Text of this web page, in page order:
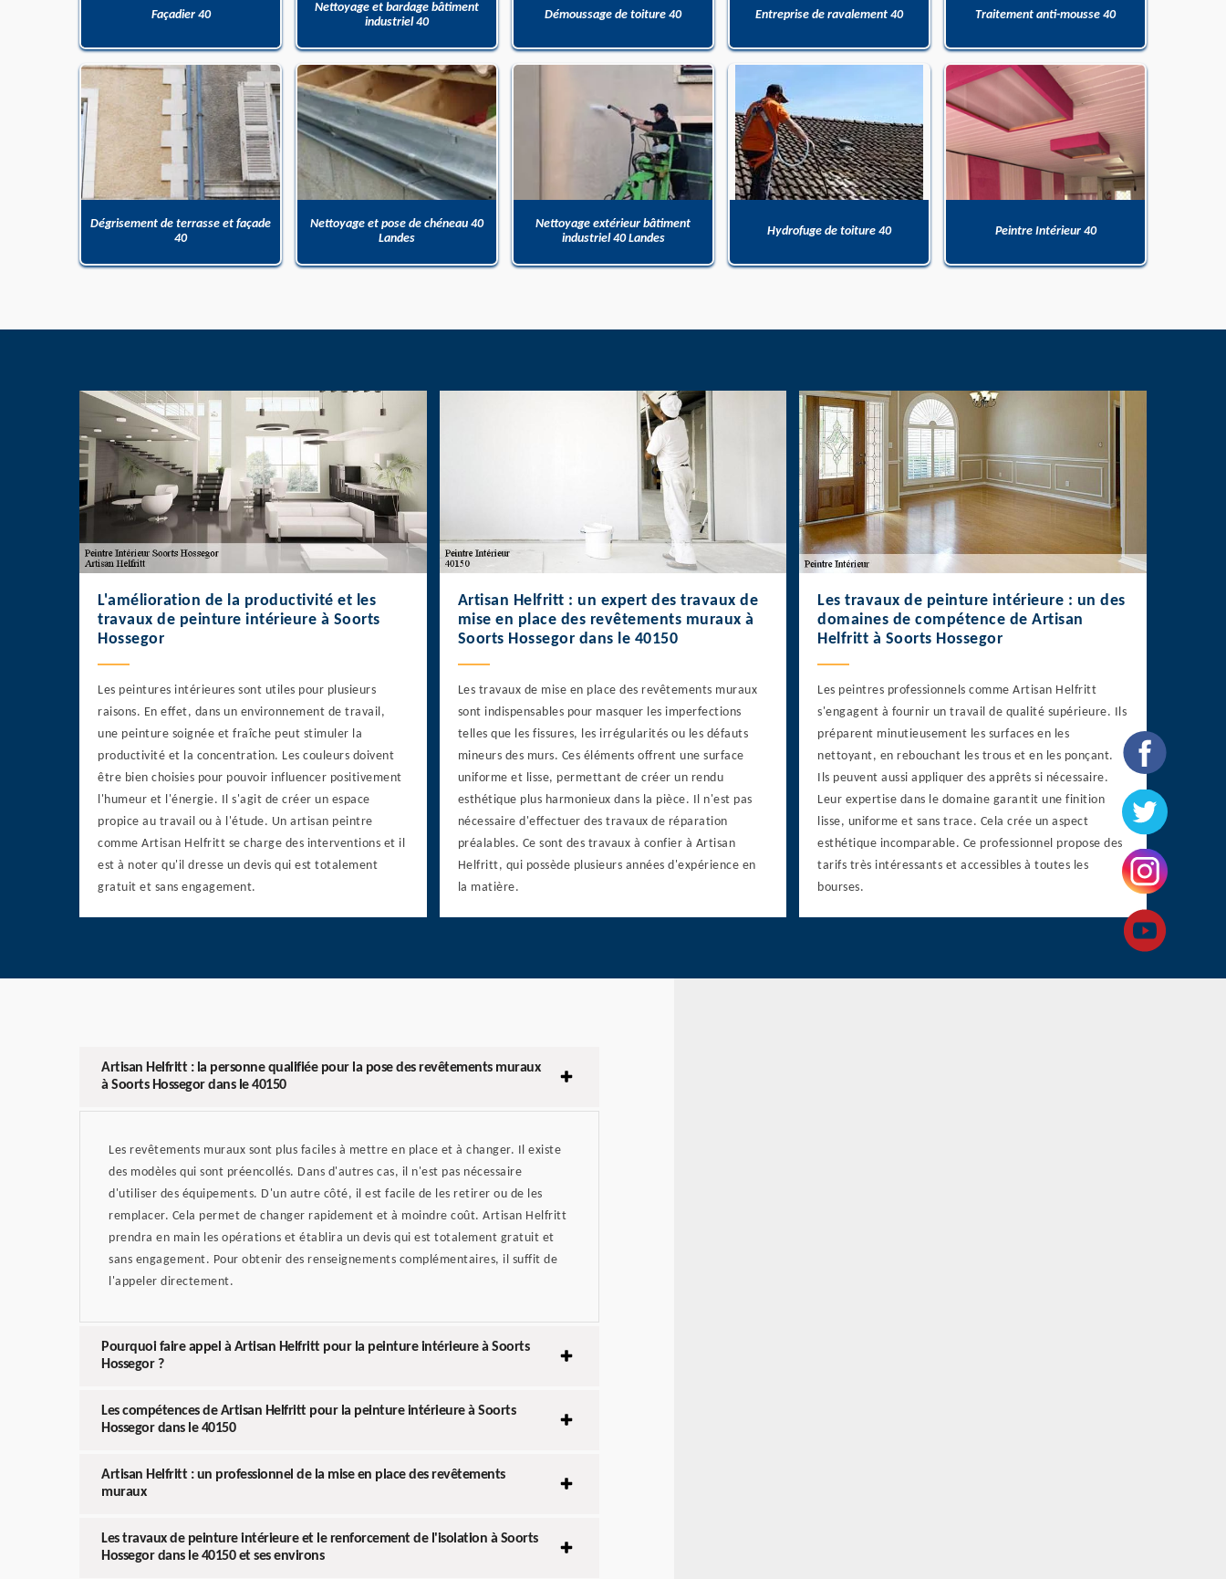
Façadier 40
Nettoyage et bardage bâtiment
industriel 40
Démoussage de toiture 40 Entreprise de ravalement 40 Traitement anti-mousse 40
Dégrisement de terrasse et façade
40
Nettoyage et pose de chéneau 40
Landes
Nettoyage extérieur bâtiment
industriel 40 Landes
Hydrofuge de toiture 40 Peintre Intérieur 40
L'amélioration de la productivité et les
travaux de peinture intérieure à Soorts
Hossegor
Les peintures intérieures sont utiles pour plusieurs
raisons. En effet, dans un environnement de travail,
une peinture soignée et fraîche peut stimuler la
productivité et la concentration. Les couleurs doivent
être bien choisies pour pouvoir influencer positivement
l'humeur et l'énergie. Il s'agit de créer un espace
propice au travail ou à l'étude. Un artisan peintre
comme Artisan Helfritt se charge des interventions et il
est à noter qu'il dresse un devis qui est totalement
gratuit et sans engagement.
Artisan Helfritt : un expert des travaux de
mise en place des revêtements muraux à
Soorts Hossegor dans le 40150
Les travaux de mise en place des revêtements muraux
sont indispensables pour masquer les imperfections
telles que les fissures, les irrégularités ou les défauts
mineurs des murs. Ces éléments offrent une surface
uniforme et lisse, permettant de créer un rendu
esthétique plus harmonieux dans la pièce. Il n'est pas
nécessaire d'effectuer des travaux de réparation
préalables. Ce sont des travaux à confier à Artisan
Helfritt, qui possède plusieurs années d'expérience en
la matière.
Les travaux de peinture intérieure : un des
domaines de compétence de Artisan
Helfritt à Soorts Hossegor
Les peintres professionnels comme Artisan Helfritt
s'engagent à fournir un travail de qualité supérieure. Ils
préparent minutieusement les surfaces en les
nettoyant, en rebouchant les trous et en les ponçant.
Ils peuvent aussi appliquer des apprêts si nécessaire.
Leur expertise dans le domaine garantit une finition
lisse, uniforme et sans trace. Cela crée un aspect
esthétique incomparable. Ce professionnel propose des
tarifs très intéressants et accessibles à toutes les
bourses.
Artisan Helfritt : la personne qualifiée pour la pose des revêtements muraux
à Soorts Hossegor dans le 40150
Les revêtements muraux sont plus faciles à mettre en place et à changer. Il existe
des modèles qui sont préencollés. Dans d'autres cas, il n'est pas nécessaire
d'utiliser des équipements. D'un autre côté, il est facile de les retirer ou de les
remplacer. Cela permet de changer rapidement et à moindre coût. Artisan Helfritt
prendra en main les opérations et établira un devis qui est totalement gratuit et
sans engagement. Pour obtenir des renseignements complémentaires, il suffit de
l'appeler directement.
Pourquoi faire appel à Artisan Helfritt pour la peinture intérieure à Soorts
Hossegor ?
Les compétences de Artisan Helfritt pour la peinture intérieure à Soorts
Hossegor dans le 40150
Artisan Helfritt : un professionnel de la mise en place des revêtements
muraux
Les travaux de peinture intérieure et le renforcement de l'isolation à Soorts
Hossegor dans le 40150 et ses environs